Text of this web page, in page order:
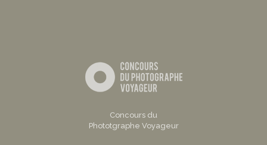
Concours du
Phototgraphe Voyageur